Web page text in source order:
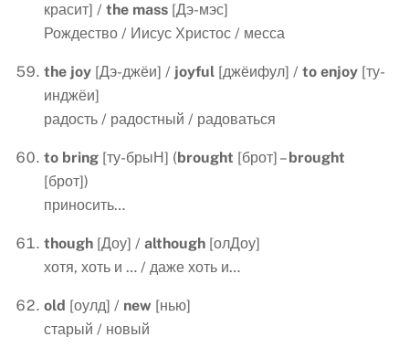
красит] / the mass [Дэ-мэс]
Рождество / Иисус Христос / месса
the joy [Дэ-джёи] / joyful [джёифул] / to enjoy [ту-
инджёи]
радость / радостный / радоваться
to bring [ту-брыН] (brought [брот] – brought
[брот])
приносить…
though [Доу] / although [олДоу]
хотя, хоть и … / даже хоть и…
old [оулд] / new [нью]
старый / новый